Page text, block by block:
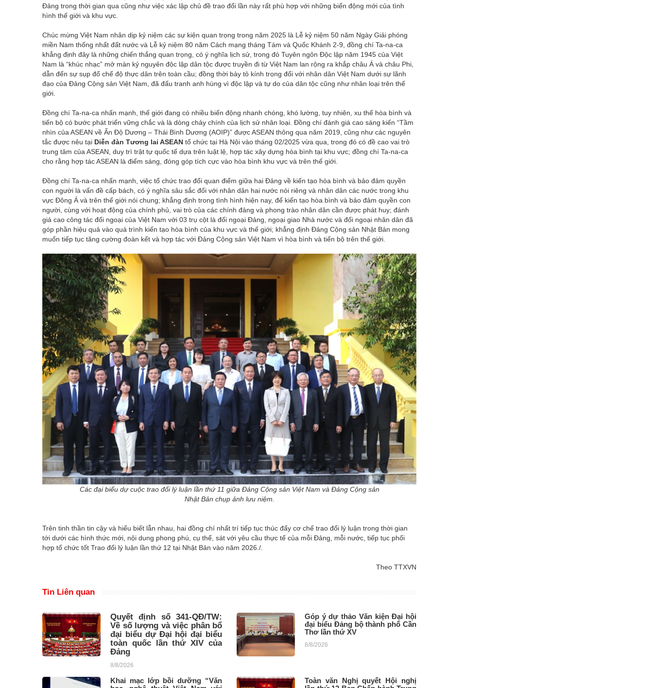
Đảng trong thời gian qua cũng như việc xác lập chủ đề trao đổi lần này rất phù hợp với những biến động mới của tình
hình thế giới và khu vực.
Chúc mừng Việt Nam nhân dịp kỷ niệm các sự kiện quan trọng trong năm 2025 là Lễ kỷ niệm 50 năm Ngày Giải phóng
miền Nam thống nhất đất nước và Lễ kỷ niệm 80 năm Cách mạng tháng Tám và Quốc Khánh 2-9, đồng chí Ta-na-ca
khẳng định đây là những chiến thắng quan trọng, có ý nghĩa lịch sử, trong đó Tuyên ngôn Độc lập năm 1945 của Việt
Nam là “khúc nhạc” mở màn kỷ nguyên độc lập dân tộc được truyền đi từ Việt Nam lan rộng ra khắp châu Á và châu Phi,
dẫn đến sự sụp đổ chế độ thực dân trên toàn cầu; đồng thời bày tỏ kính trọng đối với nhân dân Việt Nam dưới sự lãnh
đạo của Đảng Cộng sản Việt Nam, đã đấu tranh anh hùng vì độc lập và tự do của dân tộc cũng như nhân loại trên thế
giới.
Đồng chí Ta-na-ca nhấn mạnh, thế giới đang có nhiều biến động nhanh chóng, khó lường, tuy nhiên, xu thế hòa bình và
tiến bộ có bước phát triển vững chắc và là dòng chảy chính của lịch sử nhân loại. Đồng chí đánh giá cao sáng kiến “Tầm
nhìn của ASEAN về Ấn Độ Dương – Thái Bình Dương (AOIP)” được ASEAN thông qua năm 2019, cũng như các nguyên
tắc được nêu tại Diễn đàn Tương lai ASEAN tổ chức tại Hà Nội vào tháng 02/2025 vừa qua, trong đó có đề cao vai trò
trung tâm của ASEAN, duy trì trật tự quốc tế dựa trên luật lệ, hợp tác xây dựng hòa bình tại khu vực; đồng chí Ta-na-ca
cho rằng hợp tác ASEAN là điểm sáng, đóng góp tích cực vào hòa bình khu vực và trên thế giới.
Đồng chí Ta-na-ca nhấn mạnh, việc tổ chức trao đổi quan điểm giữa hai Đảng về kiến tạo hòa bình và bảo đảm quyền
con người là vấn đề cấp bách, có ý nghĩa sâu sắc đối với nhân dân hai nước nói riêng và nhân dân các nước trong khu
vực Đông Á và trên thế giới nói chung; khẳng định trong tình hình hiện nay, để kiến tạo hòa bình và bảo đảm quyền con
người, cùng với hoạt động của chính phủ, vai trò của các chính đảng và phong trào nhân dân cần được phát huy; đánh
giá cao công tác đối ngoại của Việt Nam với 03 trụ cột là đối ngoại Đảng, ngoại giao Nhà nước và đối ngoại nhân dân đã
góp phần hiệu quả vào quá trình kiến tạo hòa bình của khu vực và thế giới; khẳng định Đảng Cộng sản Nhật Bản mong
muốn tiếp tục tăng cường đoàn kết và hợp tác với Đảng Cộng sản Việt Nam vì hòa bình và tiến bộ trên thế giới.
Các đại biểu dự cuộc trao đổi lý luận lần thứ 11 giữa Đảng Cộng sản Việt Nam và Đảng Cộng sản
Nhật Bản chụp ảnh lưu niệm.
Trên tinh thần tin cậy và hiểu biết lẫn nhau, hai đồng chí nhất trí tiếp tục thúc đẩy cơ chế trao đổi lý luận trong thời gian
tới dưới các hình thức mới, nội dung phong phú, cụ thể, sát với yêu cầu thực tế của mỗi Đảng, mỗi nước, tiếp tục phối
hợp tổ chức tốt Trao đổi lý luận lần thứ 12 tại Nhật Bản vào năm 2026./.
Theo TTXVN
Tin Liên quan
Quyết định số 341-QĐ/TW:
Về số lượng và việc phân bổ
đại biểu dự Đại hội đại biểu
toàn quốc lần thứ XIV của
Đảng
8/8/2026
Góp ý dự thảo Văn kiện Đại hội
đại biểu Đảng bộ thành phố Cần
Thơ lần thứ XV
8/8/2026
Khai mạc lớp bồi dưỡng “Văn
Toàn văn Nghị quyết Hội nghị